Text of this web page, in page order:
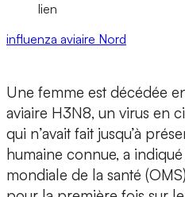
lien
influenza aviaire Nord
Une femme est décédée
aviaire H3N8, un virus en
qui n’avait fait jusqu’à
humaine connue, a indiqué
mondiale de la santé